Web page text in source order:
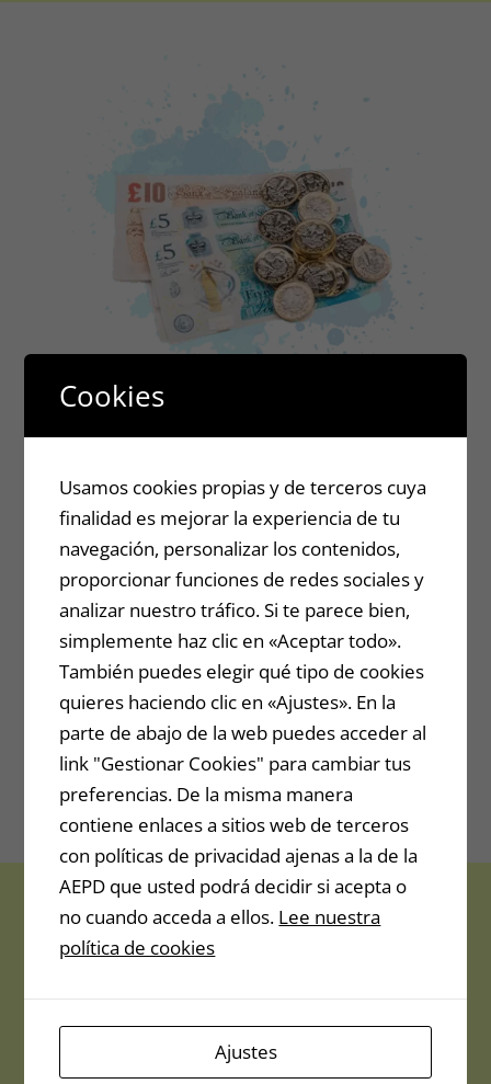
BONUS 2
5 estrategias de efectivo
instantáneo: tutorial sobre cómo usar
diferentes estrategias para ganar
efectivo de la manera más fácil
posible.
Valor: 49.99$
Cookies
Usamos cookies propias y de terceros cuya
finalidad es mejorar la experiencia de tu
navegación, personalizar los contenidos,
proporcionar funciones de redes sociales y
analizar nuestro tráfico. Si te parece bien,
simplemente haz clic en «Aceptar todo».
También puedes elegir qué tipo de cookies
quieres haciendo clic en «Ajustes». En la
parte de abajo de la web puedes acceder al
link "Gestionar Cookies" para cambiar tus
preferencias. De la misma manera
contiene enlaces a sitios web de terceros
con políticas de privacidad ajenas a la de la
AEPD que usted podrá decidir si acepta o
no cuando acceda a ellos. Lee nuestra
política de cookies
Ajustes